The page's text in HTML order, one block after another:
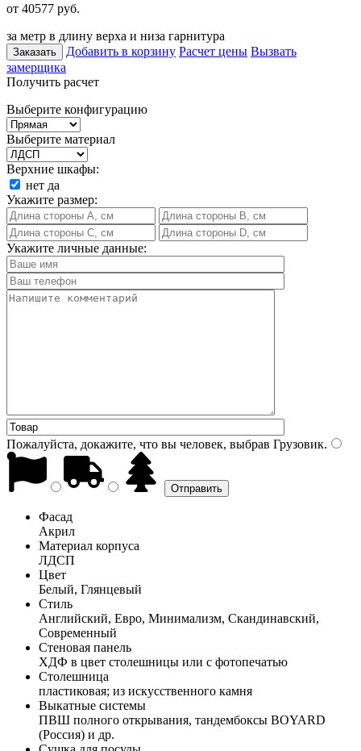
от 40577 руб.
за метр в длину верха и низа гарнитура
Заказать Добавить в корзину Расчет цены Вызвать
замерщика
Получить расчет
Выберите конфигурацию
Выберите материал
Верхние шкафы:
нет да
Укажите размер:
Укажите личные данные:
Пожалуйста, докажите, что вы человек, выбрав Грузовик.
Фасад
Акрил
Материал корпуса
ЛДСП
Цвет
Белый, Глянцевый
Стиль
Английский, Евро, Минимализм, Скандинавский,
Современный
Стеновая панель
ХДФ в цвет столешницы или с фотопечатью
Столешница
пластиковая; из искусственного камня
Выкатные системы
ПВШ полного открывания, тандембоксы BOYARD
(Россия) и др.